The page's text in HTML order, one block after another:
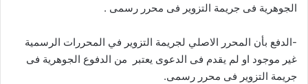
الجوهرية فى جريمة التزوير فى محرر رسمى .
-الدفع بأن المحرر الاصلي لجريمة التزوير في المحررات الرسمية
غير موجود او لم يقدم فى الدعوى يعتبر من الدفوع الجوهرية فى
جريمة التزوير فى محرر رسمى.